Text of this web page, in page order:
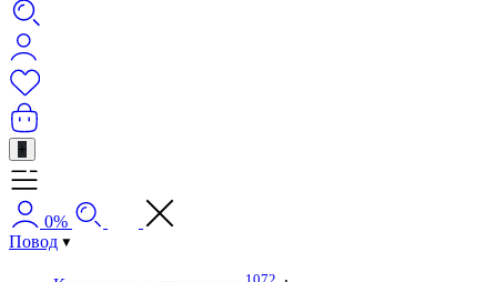
+
0%
Повод
1072